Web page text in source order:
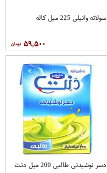
سولاته وانیلی 225 میل کاله
۵۹,۵۰۰
دسر نوشیدنی طالبی 200 میل دنت